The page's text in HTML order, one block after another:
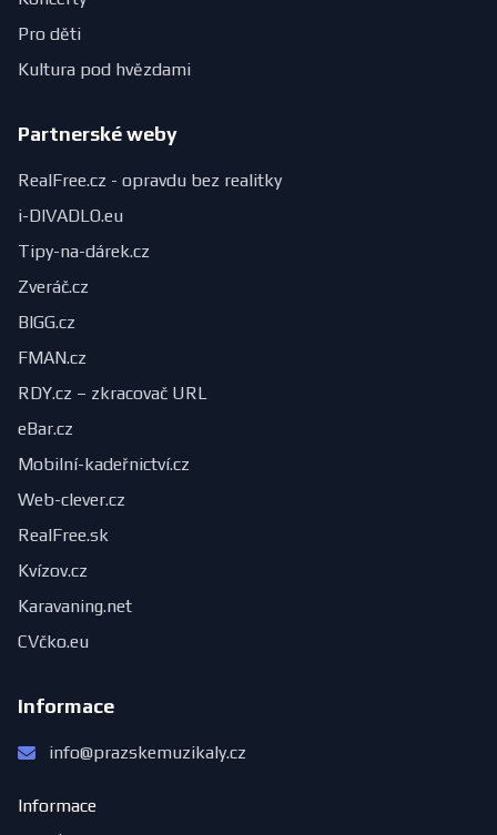
Pro děti
Kultura pod hvězdami
Partnerské weby
RealFree.cz - opravdu bez realitky
i-DIVADLO.eu
Tipy-na-dárek.cz
Zveráč.cz
BIGG.cz
FMAN.cz
RDY.cz – zkracovač URL
eBar.cz
Mobilní-kadeřnictví.cz
Web-clever.cz
RealFree.sk
Kvízov.cz
Karavaning.net
CVčko.eu
Informace
info@prazskemuzikaly.cz
Informace